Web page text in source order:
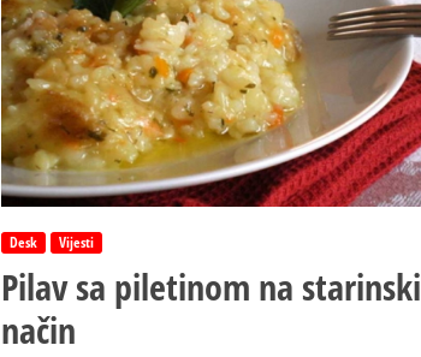
Desk Vijesti
Pilav sa piletinom na starinski
način